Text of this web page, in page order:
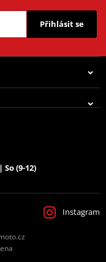
Přihlásit se
So (9-12)
Instagram